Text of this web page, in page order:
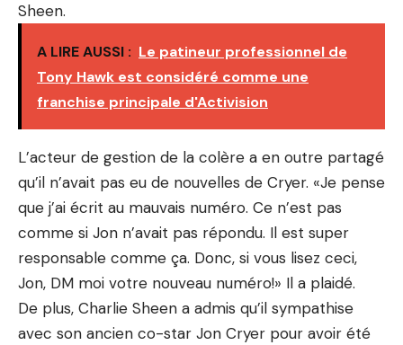
Sheen.
A LIRE AUSSI : Le patineur professionnel de
Tony Hawk est considéré comme une
franchise principale d'Activision
L’acteur de gestion de la colère a en outre partagé
qu’il n’avait pas eu de nouvelles de Cryer. «Je pense
que j’ai écrit au mauvais numéro. Ce n’est pas
comme si Jon n’avait pas répondu. Il est super
responsable comme ça. Donc, si vous lisez ceci,
Jon, DM moi votre nouveau numéro!» Il a plaidé.
De plus, Charlie Sheen a admis qu’il sympathise
avec son ancien co-star Jon Cryer pour avoir été